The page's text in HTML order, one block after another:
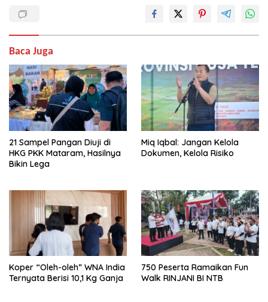
Baca Juga
21 Sampel Pangan Diuji di
HKG PKK Mataram, Hasilnya
Bikin Lega
Miq Iqbal: Jangan Kelola
Dokumen, Kelola Risiko
Koper “Oleh-oleh” WNA India
Ternyata Berisi 10,1 Kg Ganja
750 Peserta Ramaikan Fun
Walk RINJANI BI NTB